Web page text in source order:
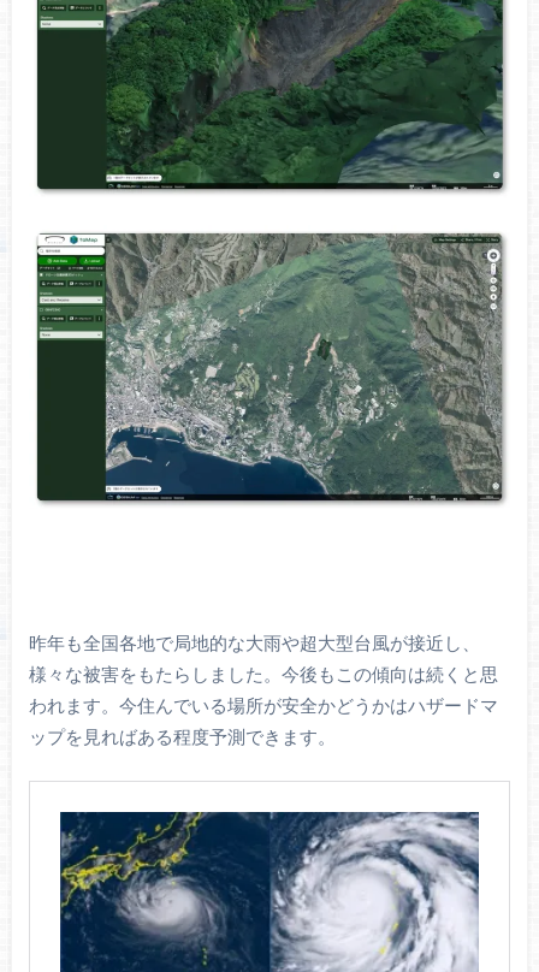
昨年も全国各地で局地的な大雨や超大型台風が接近し、
様々な被害をもたらしました。今後もこの傾向は続くと思
われます。今住んでいる場所が安全かどうかはハザードマ
ップを見ればある程度予測できます。